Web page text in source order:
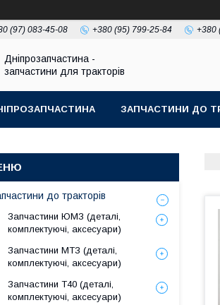
(97) 083-45-08 +380 (95) 799-25-84 +380
Дніпрозапчастина -
запчастини для тракторів
ЗАПЧАСТИНИ ДО
до тракторів
Запчастини ЮМЗ (деталі,
комплектуючі, аксесуари)
Запчастини МТЗ (деталі,
комплектуючі, аксесуари)
Запчастини Т40 (деталі,
комплектуючі, аксесуари)